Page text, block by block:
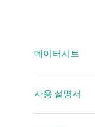
데이터시트
사용 설명서